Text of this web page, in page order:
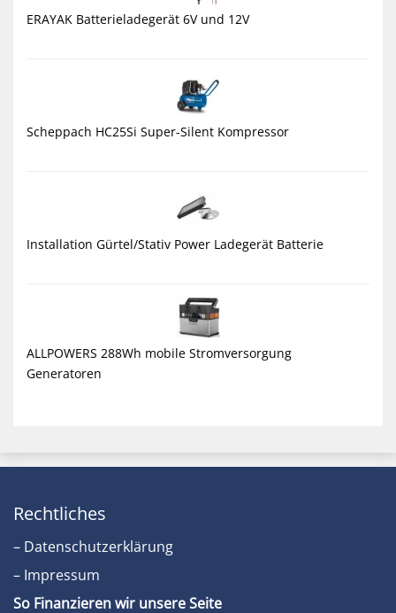
ERAYAK Batterieladegerät 6V und 12V
Scheppach HC25Si Super-Silent Kompressor
Installation Gürtel/Stativ Power Ladegerät Batterie
ALLPOWERS 288Wh mobile Stromversorgung
Generatoren
Rechtliches
– Datenschutzerklärung
– Impressum
So Finanzieren wir unsere Seite